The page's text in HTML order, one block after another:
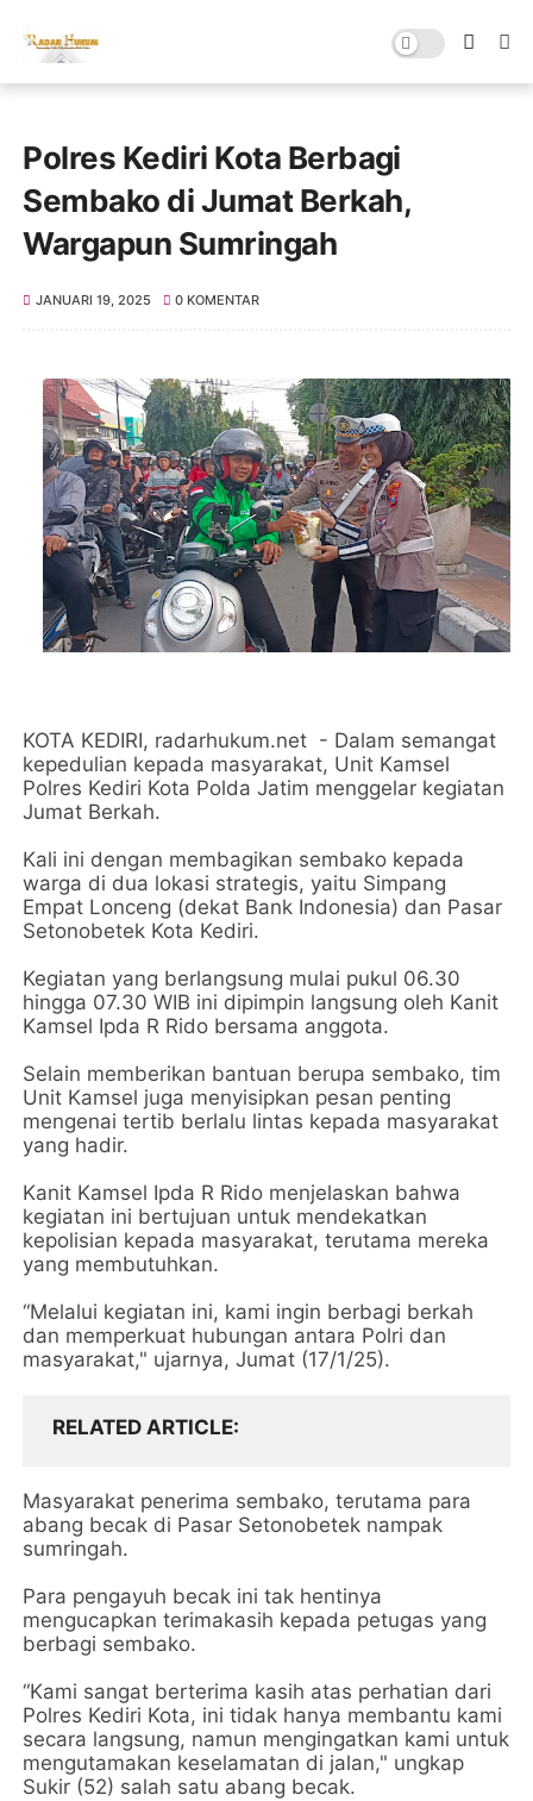
Polres Kediri Kota Berbagi
Sembako di Jumat Berkah,
Wargapun Sumringah
JANUARI 19, 2025 0 KOMENTAR
KOTA KEDIRI, radarhukum.net - Dalam semangat
kepedulian kepada masyarakat, Unit Kamsel
Polres Kediri Kota Polda Jatim menggelar kegiatan
Jumat Berkah.
Kali ini dengan membagikan sembako kepada
warga di dua lokasi strategis, yaitu Simpang
Empat Lonceng (dekat Bank Indonesia) dan Pasar
Setonobetek Kota Kediri.
Kegiatan yang berlangsung mulai pukul 06.30
hingga 07.30 WIB ini dipimpin langsung oleh Kanit
Kamsel Ipda R Rido bersama anggota.
Selain memberikan bantuan berupa sembako, tim
Unit Kamsel juga menyisipkan pesan penting
mengenai tertib berlalu lintas kepada masyarakat
yang hadir.
Kanit Kamsel Ipda R Rido menjelaskan bahwa
kegiatan ini bertujuan untuk mendekatkan
kepolisian kepada masyarakat, terutama mereka
yang membutuhkan.
“Melalui kegiatan ini, kami ingin berbagi berkah
dan memperkuat hubungan antara Polri dan
masyarakat," ujarnya, Jumat (17/1/25).
RELATED ARTICLE
Masyarakat penerima sembako, terutama para
abang becak di Pasar Setonobetek nampak
sumringah.
Para pengayuh becak ini tak hentinya
mengucapkan terimakasih kepada petugas yang
berbagi sembako.
“Kami sangat berterima kasih atas perhatian dari
Polres Kediri Kota, ini tidak hanya membantu kami
secara langsung, namun mengingatkan kami untuk
mengutamakan keselamatan di jalan," ungkap
Sukir (52) salah satu abang becak.